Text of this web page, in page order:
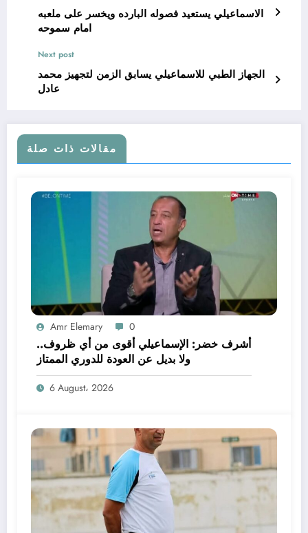
الاسماعيلي يستعيد فصوله البارده ويخسر على ملعبه
امام سموحه
Next post
الجهاز الطبي للاسماعيلي يسابق الزمن لتجهيز محمد
عادل
مقالات ذات صلة
Amr Elemary 0
أشرف خضر: الإسماعيلي أقوى من أي ظروف..
ولا بديل عن العودة للدوري الممتاز
6 August، 2026